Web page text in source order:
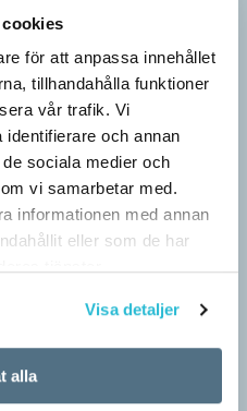
för att anpassa innehållet
tillhandahålla funktioner
vår trafik. Vi
och annan
sociala medier och
vi samarbetar med.
informationen med annan
eller som de har
Visa detaljer
alla
former
av människor används i regel